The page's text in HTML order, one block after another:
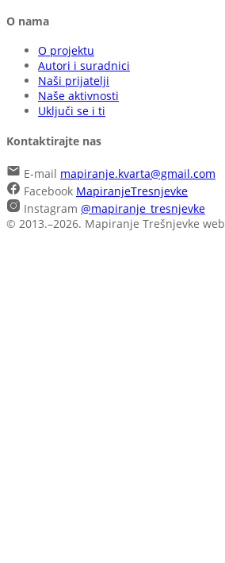
O nama
O projektu
Autori i suradnici
Naši prijatelji
Naše aktivnosti
Uključi se i ti
Kontaktirajte nas
E-mail mapiranje.kvarta@gmail.com
Facebook MapiranjeTresnjevke
Instagram @mapiranje_tresnjevke
© 2013.–2026. Mapiranje Trešnjevke web